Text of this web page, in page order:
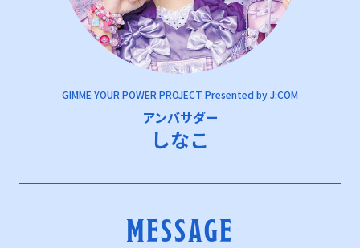
GIMME YOUR POWER PROJECT Presented by J:COM
アンバサダー
しなこ
MESSAGE